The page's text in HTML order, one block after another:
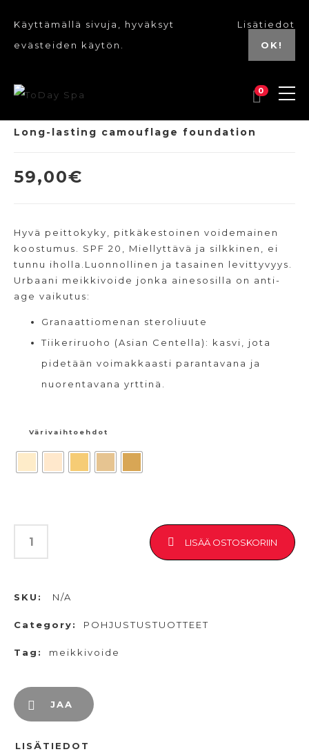
Käyttämällä sivuja, hyväksyt
evästeiden käytön.
Lisätiedot
OK!
0
Long-lasting camouflage foundation
59,00€
Hyvä peittokyky, pitkäkestoinen voidemainen
koostumus. SPF 20, Miellyttävä ja silkkinen, ei
tunnu iholla.Luonnollinen ja tasainen levittyvyys.
Urbaani meikkivoide jonka ainesosilla on anti-
age vaikutus:
Granaattiomenan steroliuute
Tiikeriruoho (Asian Centella): kasvi, jota
pidetään voimakkaasti parantavana ja
nuorentavana yrttinä.
Värivaihtoehdot
LISÄÄ OSTOSKORIIN
SKU: N/A
Category: POHJUSTUSTUOTTEET
Tag: meikkivoide
JAA
LISÄTIEDOT